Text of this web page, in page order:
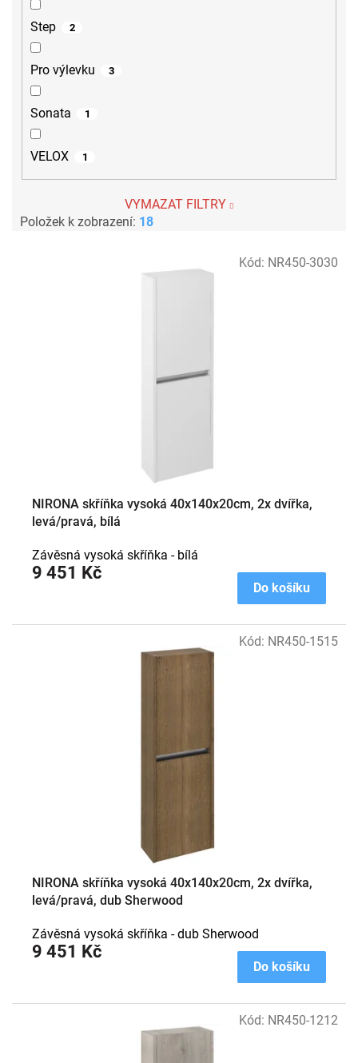
Step 2
Pro výlevku 3
Sonata 1
VELOX 1
VYMAZAT FILTRY
Položek k zobrazení: 18
NIRONA skříňka vysoká 40x140x20cm, 2x dvířka,
levá/pravá, bílá
9 451 Kč
Do košíku
Závěsná vysoká skříňka - bílá
Kód: NR450-3030
NIRONA skříňka vysoká 40x140x20cm, 2x dvířka,
levá/pravá, dub Sherwood
9 451 Kč
Do košíku
Závěsná vysoká skříňka - dub Sherwood
Kód: NR450-1515
Kód: NR450-1212